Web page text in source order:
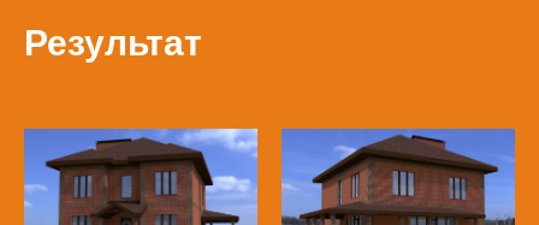
Результат